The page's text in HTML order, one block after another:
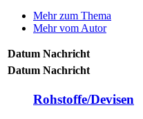
Mehr zum Thema
Mehr vom Autor
Datum Nachricht
Datum Nachricht
Rohstoffe/Devisen